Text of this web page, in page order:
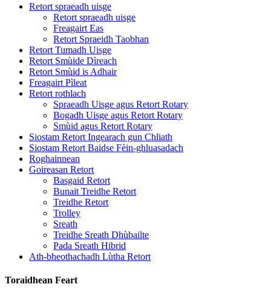
Retort spraeadh uisge
Retort spraeadh uisge
Freagairt Eas
Retort Spraeidh Taobhan
Retort Tumadh Uisge
Retort Smùide Dìreach
Retort Smùid is Adhair
Freagairt Pìleat
Retort rothlach
Spraeadh Uisge agus Retort Rotary
Bogadh Uisge agus Retort Rotary
Smùid agus Retort Rotary
Siostam Retort Ingearach gun Chliath
Siostam Retort Baidse Fèin-ghluasadach
Roghainnean
Goireasan Retort
Basgaid Retort
Bunait Treidhe Retort
Treidhe Retort
Trolley
Sreath
Treidhe Sreath Dhùbailte
Pada Sreath Hibrid
Ath-bheothachadh Lùtha Retort
Toraidhean Feart